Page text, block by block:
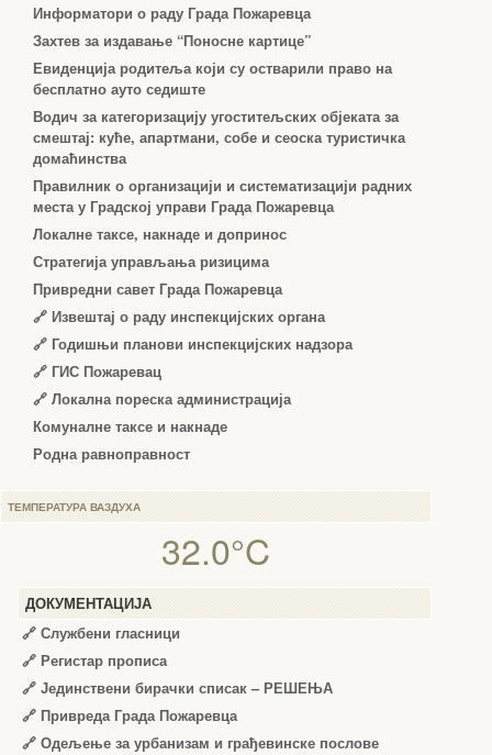
Информатори о раду Града Пожаревца
Захтев за издавање “Поносне картице”
Евиденција родитеља који су остварили право на
бесплатно ауто седиште
Водич за категоризацију угоститељских објеката за
смештај: куће, апартмани, собе и сеоска туристичка
домаћинства
Правилник о организацији и систематизацији радних
места у Градској управи Града Пожаревца
Локалне таксе, накнаде и допринос
Стратегија управљања ризицима
Привредни савет Града Пожаревца
🔗 Извештај о раду инспекцијских органа
🔗 Годишњи планови инспекцијских надзора
🔗 ГИС Пожаревац
🔗 Локална пореска администрација
Комуналне таксе и накнаде
Родна равноправност
ТЕМПЕРАТУРА ВАЗДУХА
32.0°C
ДОКУМЕНТАЦИЈА
🔗 Службени гласници
🔗 Регистар прописа
🔗 Јединствени бирачки списак – РЕШЕЊА
🔗 Привреда Града Пожаревца
🔗 Одељење за урбанизам и грађевинске послове